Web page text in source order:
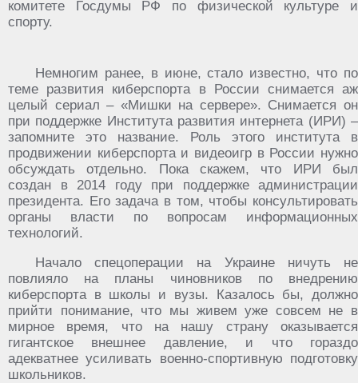
комитете Госдумы РФ по физической культуре и
спорту.
Немногим ранее, в июне, стало известно, что по
теме развития киберспорта в России снимается аж
целый сериал – «Мишки на сервере». Снимается он
при поддержке Института развития интернета (ИРИ) –
запомните это название. Роль этого института в
продвижении киберспорта и видеоигр в России нужно
обсуждать отдельно. Пока скажем, что ИРИ был
создан в 2014 году при поддержке администрации
президента. Его задача в том, чтобы консультировать
органы власти по вопросам информационных
технологий.
Начало спецоперации на Украине ничуть не
повлияло на планы чиновников по внедрению
киберспорта в школы и вузы. Казалось бы, должно
прийти понимание, что мы живем уже совсем не в
мирное время, что на нашу страну оказывается
гигантское внешнее давление, и что гораздо
адекватнее усиливать военно-спортивную подготовку
школьников.